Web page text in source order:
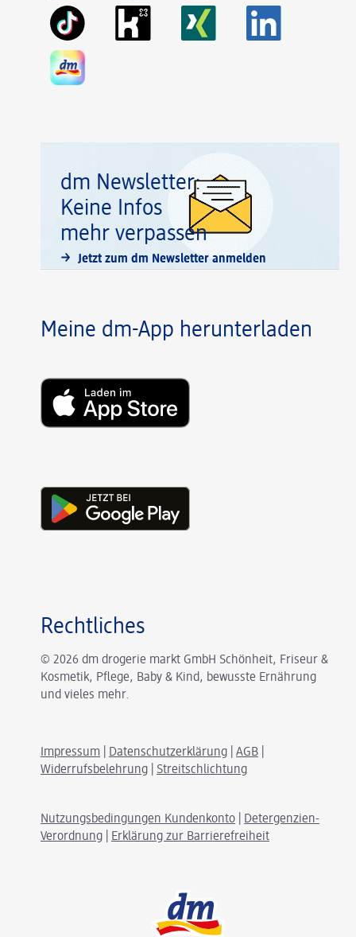
dm Newsletter:
Keine Infos
mehr verpassen
Jetzt zum dm Newsletter anmelden
Meine dm-App herunterladen
Rechtliches
© 2026 dm drogerie markt GmbH Schönheit, Friseur &
Kosmetik, Pflege, Baby & Kind, bewusste Ernährung
und vieles mehr.
Impressum Datenschutzerklärung AGB
Widerrufsbelehrung
Streitschlichtung
Nutzungsbedingungen Kundenkonto
Detergenzien-
Verordnung
Erklärung zur Barrierefreiheit